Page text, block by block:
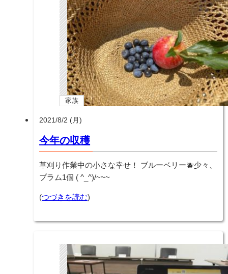
家族
2021/8/2 (月)
今年の収穫
草刈り作業中の小さな幸せ！ ブルーベリー🫐少々、
プラム1個 ( ^_^)/~~~
(つづきを読む)